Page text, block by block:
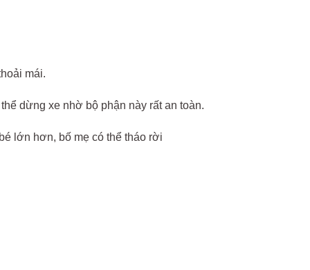
mái.
dừng xe nhờ bộ phận này rất an toàn.
lớn hơn, bố mẹ có thể tháo rời